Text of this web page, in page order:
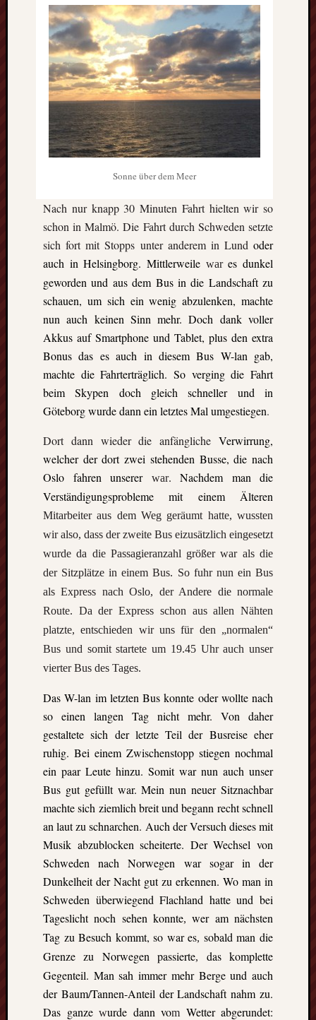
Sonne über dem Meer
Nach nur knapp 30 Minuten Fahrt hielten wir so
schon in Malmö. Die Fahrt durch Schweden setzte
sich fort mit Stopps unter anderem in Lund oder
auch in Helsingborg. Mittlerweile wares dunkel
geworden und aus dem Bus in die Landschaft zu
schauen, um sich ein wenig abzulenken, machte
nun auch keinen Sinn mehr. Doch dank voller
Akkus auf Smartphone und Tablet, plus den extra
Bonusdas es auch in diesem Bus W-lan gab,
machte die Fahrterträglich. So verging die Fahrt
beim Skypen doch gleich schneller und in
Göteborg wurde dann ein letztes Mal umgestiegen.
Dort dann wieder die anfängliche Verwirrung,
welcher der dort zwei stehenden Busse, die nach
Oslo fahren unserer
war. Nachdem man die
Verständigungsprobleme mit einem Älteren
Mitarbeiter aus dem Weg geräumt hatte, wussten
wir also, dass der zweite Bus eizusätzlich eingesetzt
wurde da die Passagieranzahl größer war als die
der Sitzplätze in einem Bus. So fuhr nun ein Bus
als Express nach Oslo, der Andere die normale
Route. Da der Express schon aus allen Nähten
platzte, entschieden wir uns für den „normalen“
Bus und somit startete um 19.45 Uhr auch unser
vierter Bus des Tages.
Das W-lan im letzten Bus konnte oder wollte nach
so einen langen Tag nicht mehr. Von daher
gestaltete sich der letzte Teil der Busreise eher
ruhig. Bei einem Zwischenstopp stiegen nochmal
ein paar Leute hinzu. Somit war nun auch unser
Bus gut gefüllt war. Mein nun neuer Sitznachbar
machte sich ziemlich breit und begann recht schnell
an laut zu schnarchen. Auch der Versuch dieses mit
Musik abzublocken scheiterte. Der Wechsel von
Schweden nach Norwegen war sogar in der
Dunkelheit der Nacht gut zu erkennen. Wo man in
Schweden überwiegend Flachland hatte und bei
Tageslicht noch sehen konnte,wer am nächsten
Tag zu Besuch kommt, so war es, sobald man die
Grenze zu Norwegen passierte, das komplette
Gegenteil. Man sah immer mehr Berge und auch
der Baum/Tannen-Anteil der Landschaft nahm zu.
Das ganze wurde dann vom Wetter abgerundet: